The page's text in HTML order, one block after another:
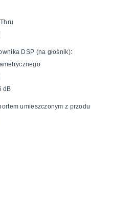
DSP (na głośnik):
dB
umieszczonym z przodu